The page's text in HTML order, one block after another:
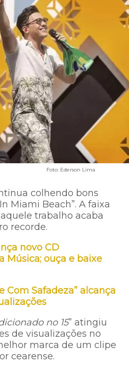
Foto: Ederson Lima
colhendo bons
Miami Beach”. A faixa
trabalho acaba
recorde.
novo CD
Música; ouça e baixe
Com Safadeza” alcança
no 15” atingiu
de visualizações no
marca de um clipe
cearense.